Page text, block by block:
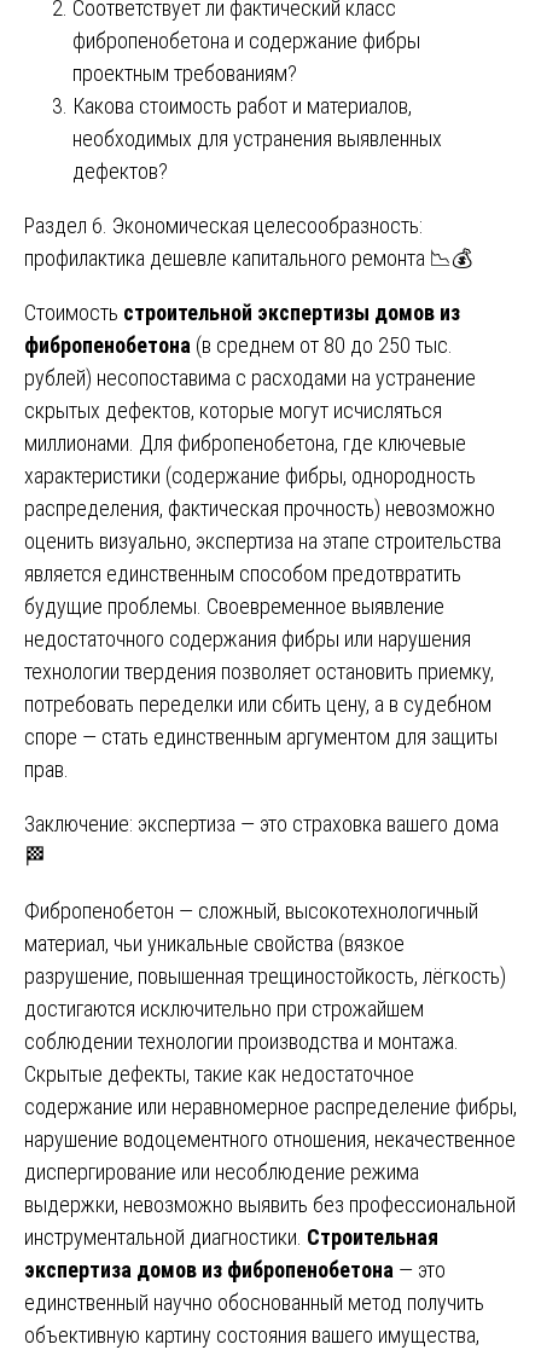
Соответствует ли фактический класс
фибропенобетона и содержание фибры
проектным требованиям?
Какова стоимость работ и материалов,
необходимых для устранения выявленных
дефектов?
Раздел 6. Экономическая целесообразность:
профилактика дешевле капитального ремонта 📉💰
Стоимость строительной экспертизы домов из
фибропенобетона (в среднем от 80 до 250 тыс.
рублей) несопоставима с расходами на устранение
скрытых дефектов, которые могут исчисляться
миллионами. Для фибропенобетона, где ключевые
характеристики (содержание фибры, однородность
распределения, фактическая прочность) невозможно
оценить визуально, экспертиза на этапе строительства
является единственным способом предотвратить
будущие проблемы. Своевременное выявление
недостаточного содержания фибры или нарушения
технологии твердения позволяет остановить приемку,
потребовать переделки или сбить цену, а в судебном
споре — стать единственным аргументом для защиты
прав.
Заключение: экспертиза — это страховка вашего дома
🏁
Фибропенобетон — сложный, высокотехнологичный
материал, чьи уникальные свойства (вязкое
разрушение, повышенная трещиностойкость, лёгкость)
достигаются исключительно при строжайшем
соблюдении технологии производства и монтажа.
Скрытые дефекты, такие как недостаточное
содержание или неравномерное распределение фибры,
нарушение водоцементного отношения, некачественное
диспергирование или несоблюдение режима
выдержки, невозможно выявить без профессиональной
инструментальной диагностики. Строительная
экспертиза домов из фибропенобетона — это
единственный научно обоснованный метод получить
объективную картину состояния вашего имущества,